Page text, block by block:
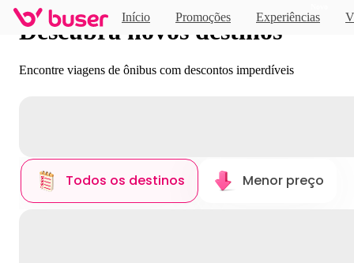
Início Promoções Experiências
Descubra novos destinos
Encontre viagens de ônibus com descontos imperdíveis
Todos os destinos Menor preço